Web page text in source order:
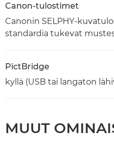
Canon-tulostimet
Canonin SELPHY-
standardia tukevat
PictBridge
kyllä (USB tai langaton
MUUT